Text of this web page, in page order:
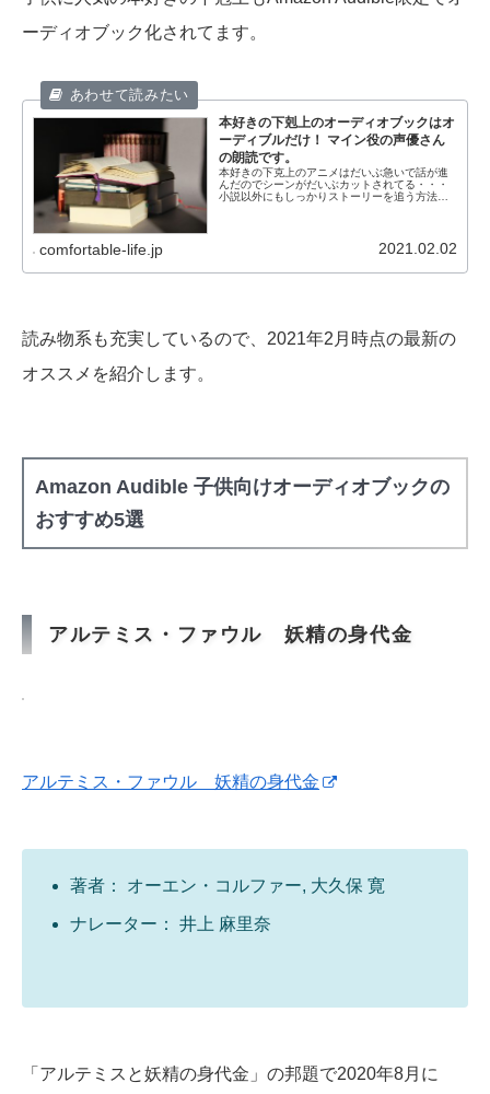
ーディオブック化されてます。
本好きの下剋上のオーディオブックはオ
ーディブルだけ！ マイン役の声優さん
の朗読です。
本好きの下克上のアニメはだいぶ急いで話が進
んだのでシーンがだいぶカットされてる・・・
小説以外にもしっかりストーリーを追う方法っ
comfortable-life.jp 2021.02.02
読み物系も充実しているので、2021年2月時点の最新の
オススメを紹介します。
Amazon Audible 子供向けオーディオブックの
おすすめ5選
アルテミス・ファウル 妖精の身代金
アルテミス・ファウル 妖精の身代金
著者： オーエン・コルファー, 大久保 寛
ナレーター： 井上 麻里奈
「アルテミスと妖精の身代金」の邦題で2020年8月に